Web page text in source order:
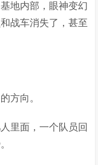
地内部，眼神变幻
战车消失了，甚至
方向。
里面，一个队员回